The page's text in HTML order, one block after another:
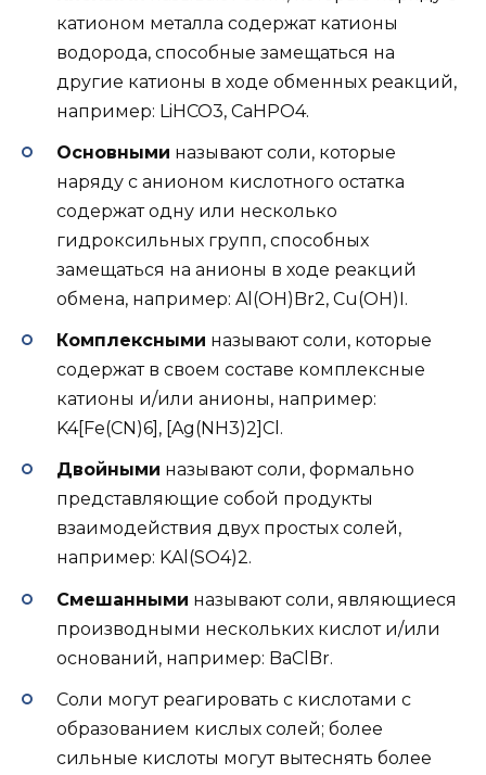
катионом металла содержат катионы
водорода, способные замещаться на
другие катионы в ходе обменных реакций,
например: LiHCO3, CaHPO4.
Основными называют соли, которые
наряду с анионом кислотного остатка
содержат одну или несколько
гидроксильных групп, способных
замещаться на анионы в ходе реакций
обмена, например: Al(OH)Br2, Cu(OH)I.
Комплексными называют соли, которые
содержат в своем составе комплексные
катионы и/или анионы, например:
K4[Fe(CN)6], [Ag(NH3)2]Cl.
Двойными называют соли, формально
представляющие собой продукты
взаимодействия двух простых солей,
например: KAl(SO4)2.
Смешанными называют соли, являющиеся
производными нескольких кислот и/или
оснований, например: BaClBr.
Соли могут реагировать с кислотами с
образованием кислых солей; более
сильные кислоты могут вытеснять более